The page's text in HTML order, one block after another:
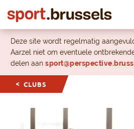
Deze site wordt regelmatig
Aarzel niet om eventuele
delen aan
CLUBS